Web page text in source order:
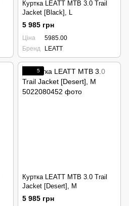
Куртка LEATT MTB 3.0 Trail
Jacket [Black], L
5 985 грн
Ціна
5985.00
Бренд
LEATT
5
Куртка LEATT MTB 3.0 Trail
Jacket [Desert], M
5 985 грн